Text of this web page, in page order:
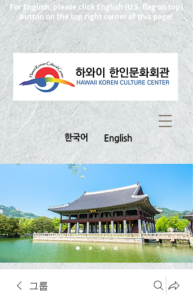
For English, please click English (U.S. flag on top)
button on the top right corner of this page!
그룹